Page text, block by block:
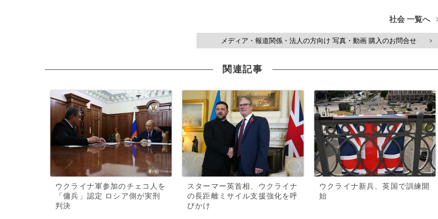
社会 一覧へ
メディア・報道関係・法人の方向け 写真・動画 購入のお問合せ >
関連記事
ウクライナ軍参加のチェコ人を
「傭兵」認定 ロシア側が実刑
判決
スターマー英首相、ウクライナ
の長距離ミサイル支援強化を呼
びかけ
ウクライナ新兵、英国で訓練開
始